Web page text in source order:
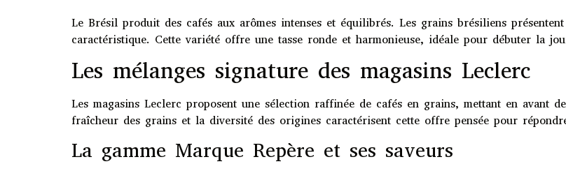
Le Brésil produit des cafés aux arômes intenses et équilibrés. Les grains brésiliens
caractéristique. Cette variété offre une tasse ronde et harmonieuse, idéale pour débuter la
Les mélanges signature des magasins Leclerc
Les magasins Leclerc proposent une sélection raffinée de cafés en grains, mettant en avant
fraîcheur des grains et la diversité des origines caractérisent cette offre pensée pour
La gamme Marque Repère et ses saveurs